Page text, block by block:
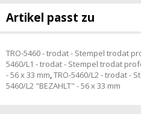
Artikel passt zu
TRO-5460 - trodat - Stempel trodat
5460/L1 - trodat - Stempel trodat
- 56 x 33 mm,TRO-5460/L2 - trodat -
5460/L2 "BEZAHLT" - 56 x 33 mm